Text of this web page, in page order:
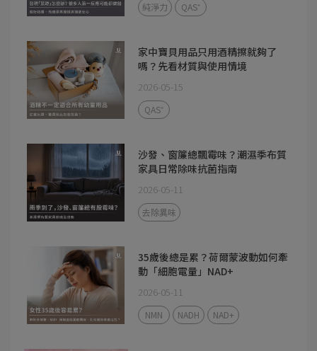
純淨力 QAS⁺
家中寶貝用品只用酒精擦就夠了
嗎？先看材質與使用情境
2026-05-15
QAS⁺
沙發、窗簾總飄霉味？潮濕季布質
家具日常除味抗菌指南
2026-05-11
去除異味
35歲後總是累？荷爾蒙波動如何牽
動「細胞電量」NAD+
2026-05-11
NMN NADH NAD+